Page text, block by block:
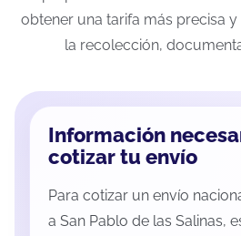
obtener una tarifa más precisa
la recolección,
Información
cotizar tu envío
Para cotizar un envío
a San Pablo de las Salinas,